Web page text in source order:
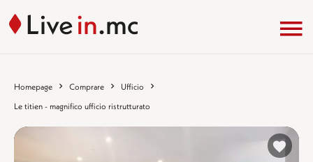
Homepage Comprare
Ufficio
Le titien - magnifico ufficio ristrutturato
%}